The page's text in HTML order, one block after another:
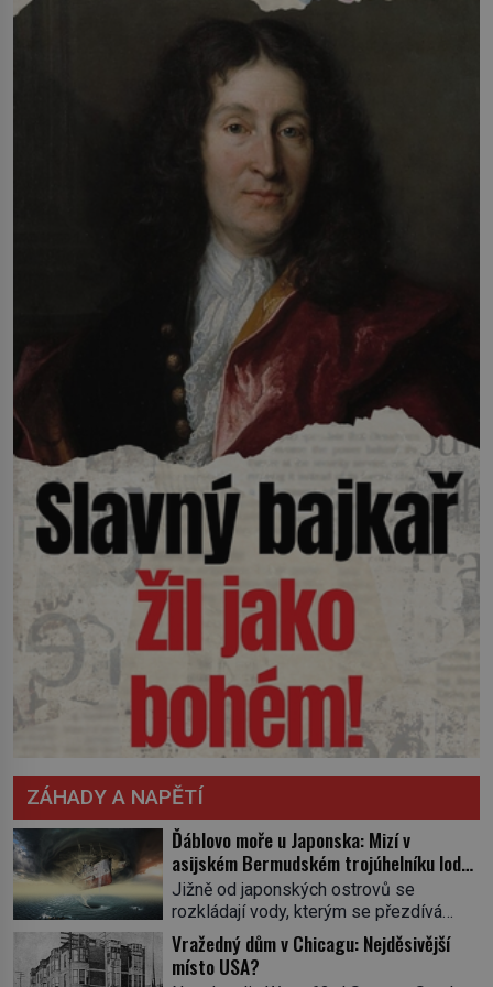
ZÁHADY A NAPĚTÍ
Ďáblovo moře u Japonska: Mizí v
asijském Bermudském trojúhelníku lodě
ve spárech neznámé síly?
Jižně od japonských ostrovů se
rozkládají vody, kterým se přezdívá
Ďáblovo moře. Vypráví se o lodích
mizejících beze stopy, podivných
světlech, zrádných proudech i mořských
Vražedný dům v Chicagu: Nejděsivější
místo USA?